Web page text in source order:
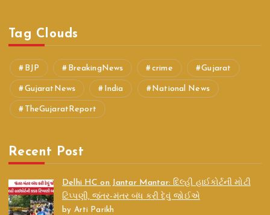
Tag Clouds
BJP BreakingNews crime Gujarat
GujaratNews India National News
TheGujaratReport
Recent Post
Delhi HC on Jantar Mantar: દિલ્હી હાઈકોર્ટની મોટી
ટિપ્પણી, જંતર-મંતર બંધ કરી દેવું જોઈએ
by Arti Parikh